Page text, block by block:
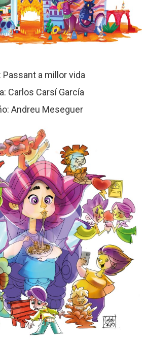
Passant a millor vida
Carlos Carsí García
Andreu Meseguer